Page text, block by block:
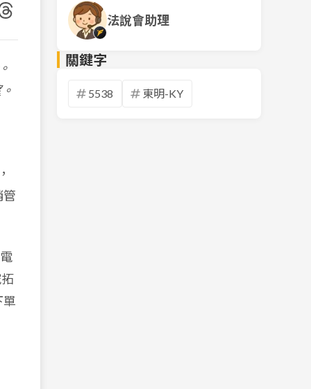
，
管
單
法說會助理
關鍵字
5538 東明-KY